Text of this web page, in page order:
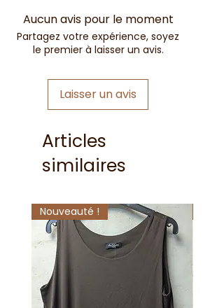
Aucun avis pour le moment
Partagez votre expérience, soyez
le premier à laisser un avis.
Laisser un avis
Articles
similaires
Nouveauté !